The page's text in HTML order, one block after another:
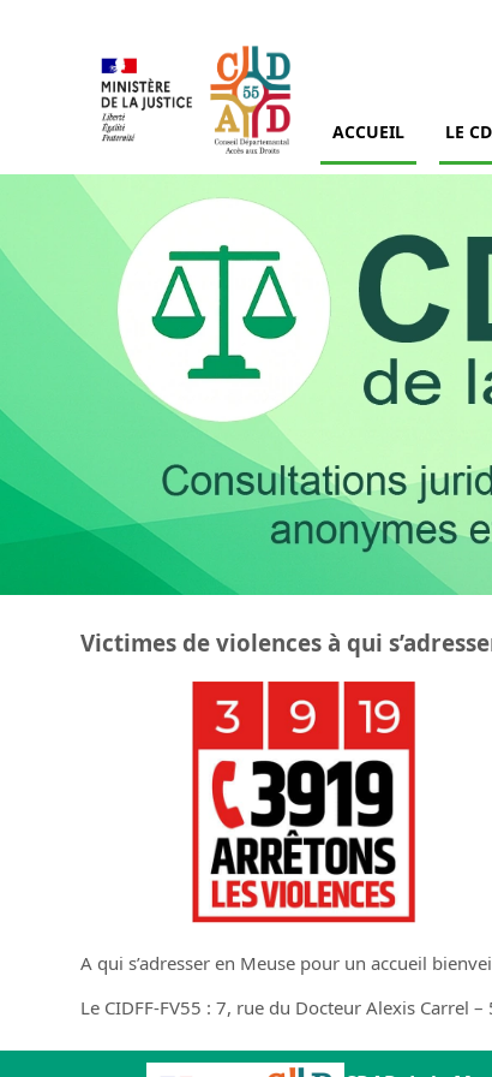
ACCUEIL LE
Victimes de violences à qui
A qui s’adresser en Meuse pour un accueil
Le CIDFF-FV55 : 7, rue du Docteur Alexis Carrel